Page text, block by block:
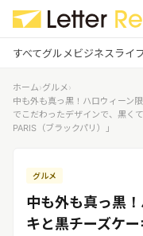
すべてグルメビジネスライ
グルメ
ビジネス
ログイン
企業ユーザーでロ
する
受信レターリリース受信ユ
メディアユーザーでログ
ホーム›グルメ›
中も外も真っ黒！ハロウィーン
でこだわったデザインで、黒く
PARIS（ブラックパリ）」
グルメ
中も外も真っ黒
キと黒チーズケ